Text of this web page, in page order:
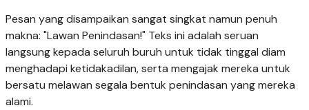
Pesan yang disampaikan sangat singkat namun penuh
makna: "Lawan Penindasan!" Teks ini adalah seruan
langsung kepada seluruh buruh untuk tidak tinggal diam
menghadapi ketidakadilan, serta mengajak mereka untuk
bersatu melawan segala bentuk penindasan yang mereka
alami.